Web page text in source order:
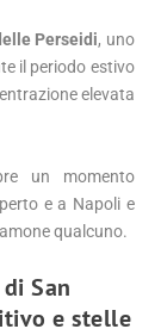
Perseidi, uno
il periodo estivo
elevata
un momento
e a Napoli e
qualcuno.
San
e stelle